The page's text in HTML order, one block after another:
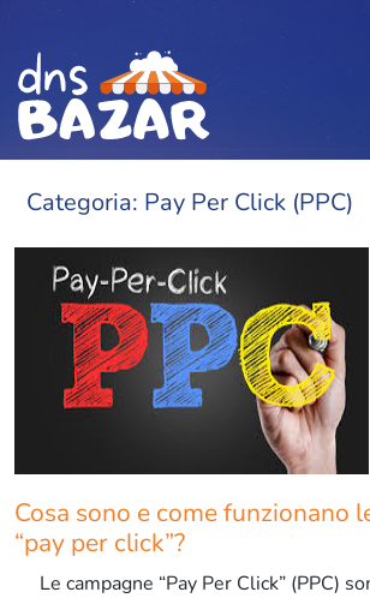
Categoria: Pay Per Click (PPC)
Cosa sono e come funzionano
“pay per click”?
Le campagne “Pay Per Click” (PPC)